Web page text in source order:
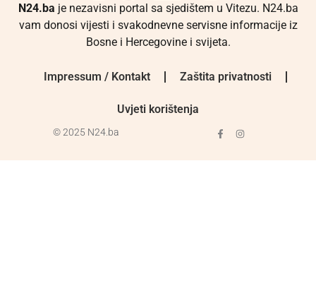
N24.ba je nezavisni portal sa sjedištem u Vitezu. N24.ba
vam donosi vijesti i svakodnevne servisne informacije iz
Bosne i Hercegovine i svijeta.
Impressum / Kontakt Zaštita privatnosti
Uvjeti korištenja
© 2025 N24.ba